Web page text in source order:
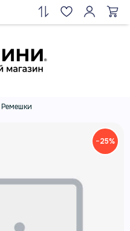
Ремешки
−25%